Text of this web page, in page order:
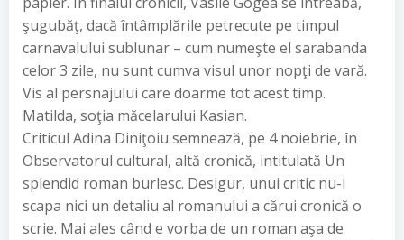
şugubăţ, dacă întâmplările petrecute pe timpul
carnavalului sublunar – cum numeşte el sarabanda
celor 3 zile, nu sunt cumva visul unor nopţi de vară.
Vis al persnajului care doarme tot acest timp.
Matilda, soţia măcelarului Kasian.
Criticul Adina Diniţoiu semnează, pe 4 noiebrie, în
Observatorul cultural, altă cronică, intitulată Un
splendid roman burlesc. Desigur, unui critic nu-i
scapa nici un detaliu al romanului a cărui cronică o
scrie. Mai ales când e vorba de un roman aşa de